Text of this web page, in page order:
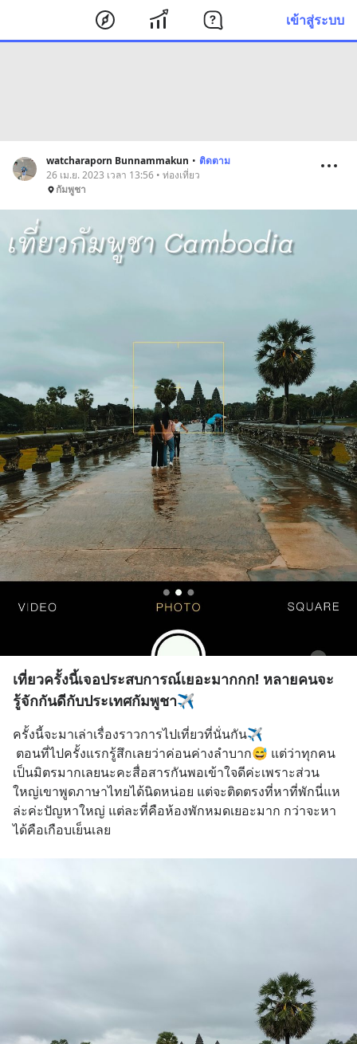
เข้าสู่ระบบ
watcharaporn Bunnammakun • ติดตาม
26 เม.ย. 2023 เวลา 13:56 • ท่องเที่ยว
กัมพูชา
เที่ยวครั้งนี้เจอประสบการณ์เยอะมากกก! หลายคนจะ
รู้จักกันดีกับประเทศกัมพูชา✈️
ครั้งนี้จะมาเล่าเรื่องราวการไปเที่ยวที่นั่นกัน✈️
เป็นมิตรมากเลยนะคะสื่อสารกันพอเข้าใจดีค่ะเพราะส่วน
ใหญ่เขาพูดภาษาไทยได้นิดหน่อย แต่จะติดตรงที่หาที่พักนี่แห
ล่ะค่ะปัญหาใหญ่ แต่ละที่คือห้องพักหมดเยอะมาก กว่าจะหา
ได้คือเกือบเย็นเลย